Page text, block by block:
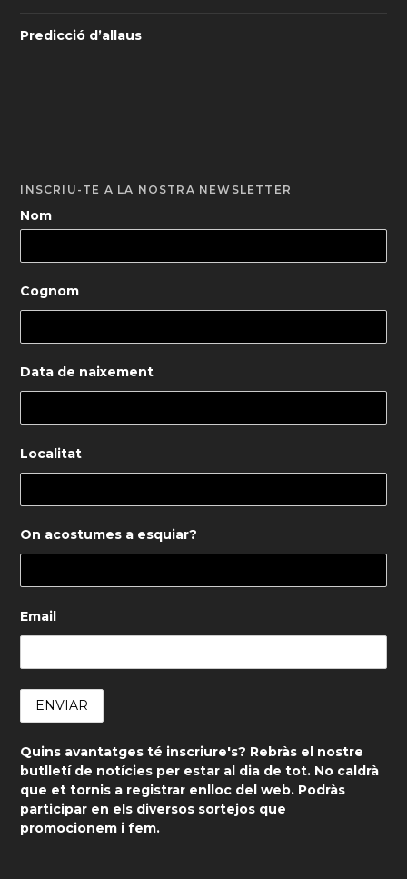
Predicció d’allaus
INSCRIU-TE A LA NOSTRA NEWSLETTER
Nom
Cognom
Data de naixement
Localitat
On acostumes a esquiar?
Email
Quins avantatges té inscriure's? Rebràs el nostre
butlletí de notícies per estar al dia de tot. No caldrà
que et tornis a registrar enlloc del web. Podràs
participar en els diversos sortejos que
promocionem i fem.